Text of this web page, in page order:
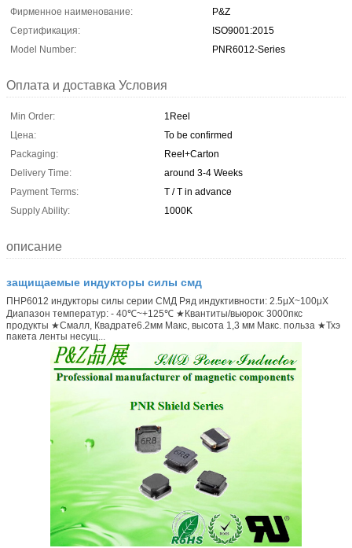
Фирменное наименование:
P&Z
Сертификация:
ISO9001:2015
Model Number:
PNR6012-Series
Оплата и доставка Условия
Min Order:
1Reel
Цена:
To be confirmed
Packaging:
Reel+Carton
Delivery Time:
around 3-4 Weeks
Payment Terms:
T / T in advance
Supply Ability:
1000K
описание
защищаемые индукторы силы смд
ПНР6012 индукторы силы серии СМД Ряд индуктивности: 2.5μХ~100μХ
Диапазон температур: - 40℃~+125℃ ★Квантиты/вьюрок: 3000пкс
продукты ★Смалл, Квадрате6.2мм Макс, высота 1,3 мм Макс. польза ★Тхэ
пакета ленты несущ...